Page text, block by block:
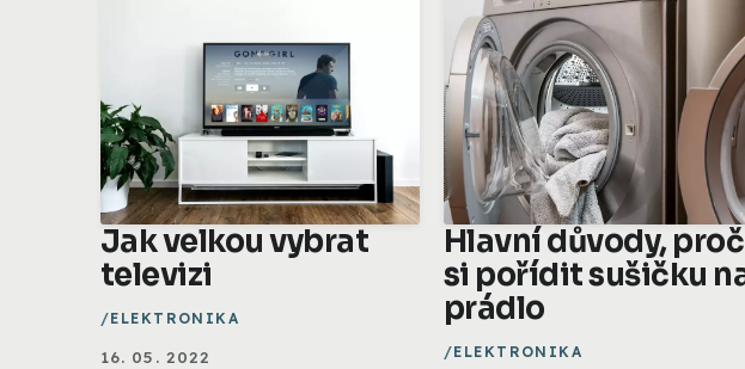
Jak velkou vybrat
televizi
ELEKTRONIKA
16. 05. 2022
Hlavní důvody, proč
si pořídit sušičku
prádlo
ELEKTRONIKA